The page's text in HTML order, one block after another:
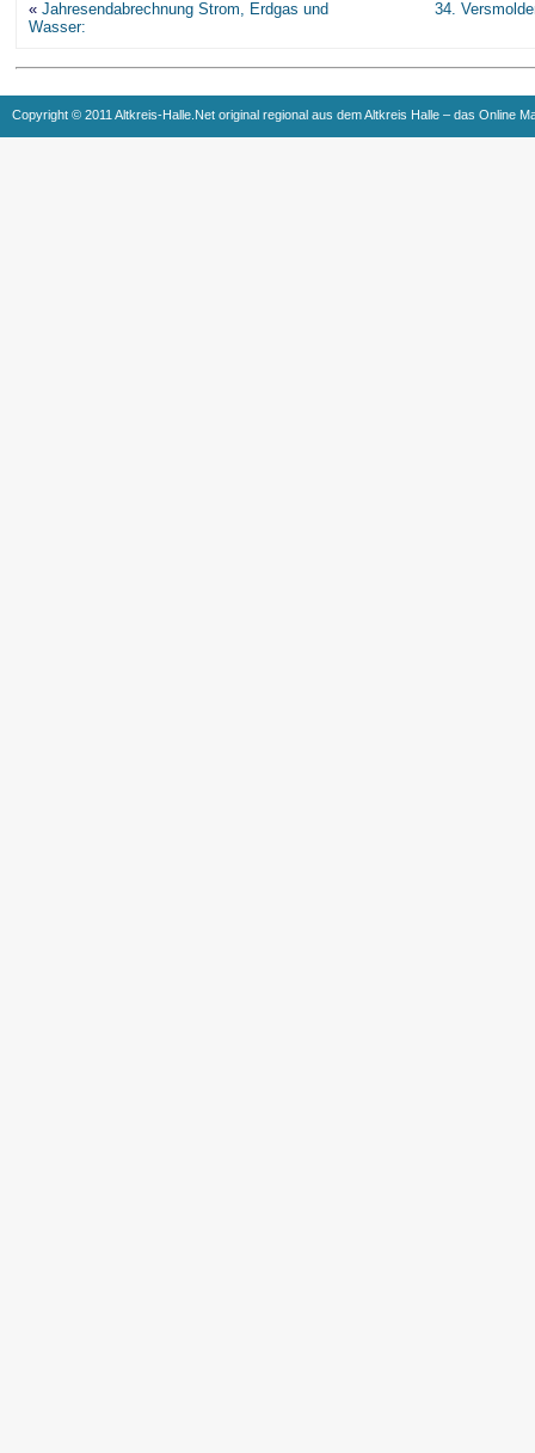
« Jahresendabrechnung Strom, Erdgas und
Wasser:
34.
Copyright © 2011 Altkreis-Halle.Net original regional aus dem Altkreis Halle – das Online